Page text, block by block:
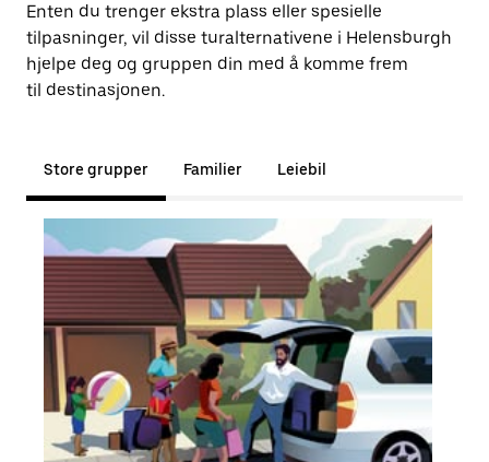
Enten du trenger ekstra plass eller spesielle
tilpasninger, vil disse turalternativene i Helensburgh
hjelpe deg og gruppen din med å komme frem
til destinasjonen.
Store grupper Familier Leiebil